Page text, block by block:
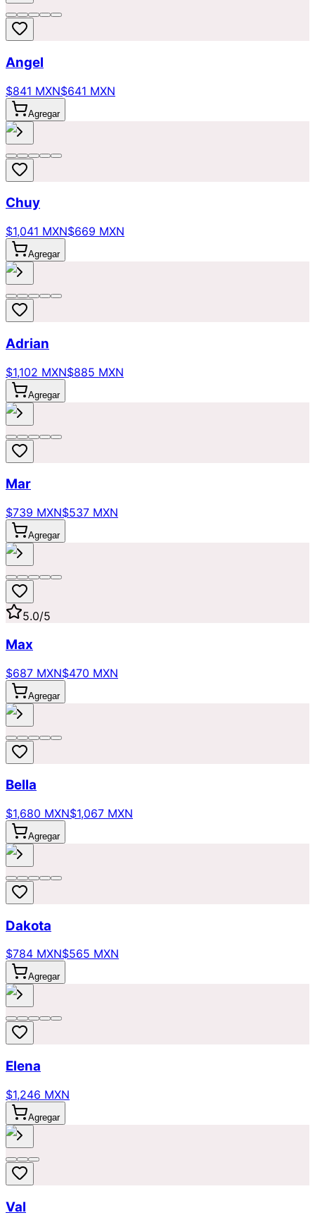
Angel
$841 MXN$641 MXN
Agregar
Chuy
$1,041 MXN$669 MXN
Agregar
Adrian
$1,102 MXN$885 MXN
Agregar
Mar
$739 MXN$537 MXN
Agregar
5.0/5
Max
$687 MXN$470 MXN
Agregar
Bella
$1,680 MXN$1,067 MXN
Agregar
Dakota
$784 MXN$565 MXN
Agregar
Elena
$1,246 MXN
Agregar
Val